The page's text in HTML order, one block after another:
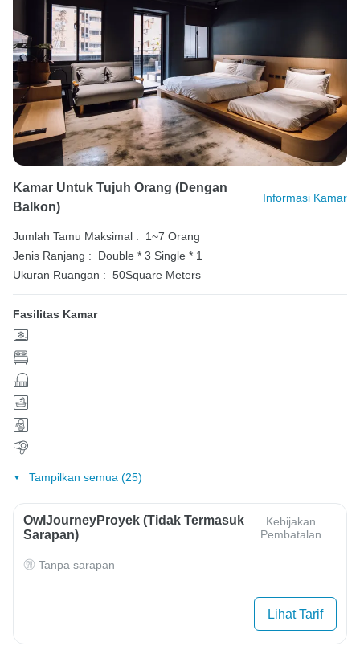
Kamar Untuk Tujuh Orang (dengan
Balkon)
Informasi Kamar
Jumlah Tamu Maksimal :
1~7 Orang
Jenis Ranjang :
Double * 3 Single * 1
Ukuran Ruangan : 50Square Meters
Fasilitas Kamar
Tampilkan semua (25)
OwlJourneyProyek (Tidak Termasuk
Sarapan)
Kebijakan
Pembatalan
Tanpa sarapan
Lihat Tarif